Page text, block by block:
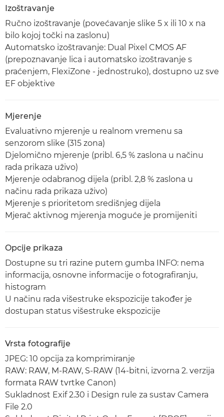
Izoštravanje
Ručno izoštravanje (povećavanje slike 5 x ili 10 x na
bilo kojoj točki na zaslonu)
Automatsko izoštravanje: Dual Pixel CMOS AF
(prepoznavanje lica i automatsko izoštravanje s
praćenjem, FlexiZone - jednostruko), dostupno uz sve
EF objektive
Mjerenje
Evaluativno mjerenje u realnom vremenu sa
senzorom slike (315 zona)
Djelomično mjerenje (pribl. 6,5 % zaslona u načinu
rada prikaza uživo)
Mjerenje odabranog dijela (pribl. 2,8 % zaslona u
načinu rada prikaza uživo)
Mjerenje s prioritetom središnjeg dijela
Mjerač aktivnog mjerenja moguće je promijeniti
Opcije prikaza
Dostupne su tri razine putem gumba INFO: nema
informacija, osnovne informacije o fotografiranju,
histogram
U načinu rada višestruke ekspozicije također je
dostupan status višestruke ekspozicije
Vrsta fotografije
JPEG: 10 opcija za komprimiranje
RAW: RAW, M-RAW, S-RAW (14-bitni, izvorna 2. verzija
formata RAW tvrtke Canon)
Sukladnost Exif 2.30 i Design rule za sustav Camera
File 2.0